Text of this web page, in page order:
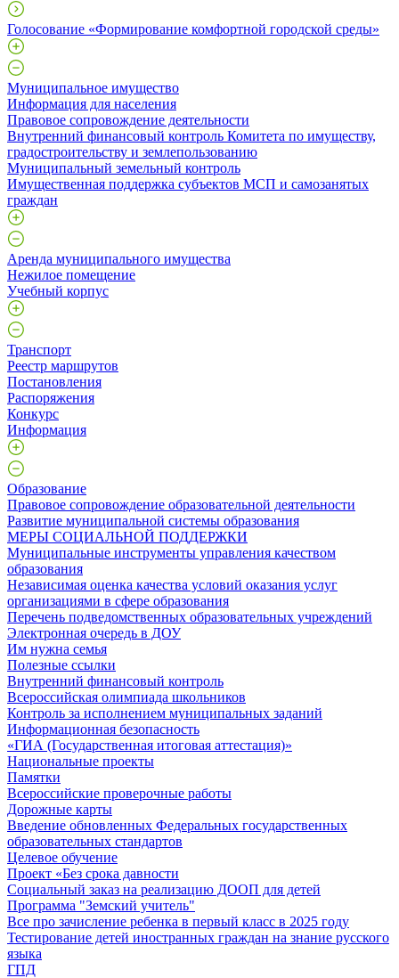
Голосование «Формирование комфортной городской среды»
Муниципальное имущество
Информация для населения
Правовое сопровождение деятельности
Внутренний финансовый контроль Комитета по имуществу,
градостроительству и землепользованию
Муниципальный земельный контроль
Имущественная поддержка субъектов МСП и самозанятых
граждан
Аренда муниципального имущества
Нежилое помещение
Учебный корпус
Транспорт
Реестр маршрутов
Постановления
Распоряжения
Конкурс
Информация
Образование
Правовое сопровождение образовательной деятельности
Развитие муниципальной системы образования
МЕРЫ СОЦИАЛЬНОЙ ПОДДЕРЖКИ
Муниципальные инструменты управления качеством
образования
Независимая оценка качества условий оказания услуг
организациями в сфере образования
Перечень подведомственных образовательных учреждений
Электронная очередь в ДОУ
Им нужна семья
Полезные ссылки
Внутренний финансовый контроль
Всероссийская олимпиада школьников
Контроль за исполнением муниципальных заданий
Информационная безопасность
«ГИА (Государственная итоговая аттестация)»
Национальные проекты
Памятки
Всероссийские проверочные работы
Дорожные карты
Введение обновленных Федеральных государственных
образовательных стандартов
Целевое обучение
Проект «Без срока давности
Социальный заказ на реализацию ДООП для детей
Программа "Земский учитель"
Все про зачисление ребенка в первый класс в 2025 году
Тестирование детей иностранных граждан на знание русского
языка
ГПД